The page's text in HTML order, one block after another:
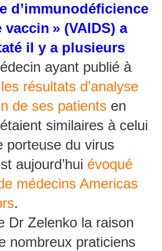
d’immunodéficience
vaccin » (VAIDS) a
il y a plusieurs
ayant publié à
les résultats d’analyse
de ses patients en
similaires à celui
porteuse du virus
aujourd’hui évoqué
médecins Americas
.
Dr Zelenko la raison
nombreux praticiens